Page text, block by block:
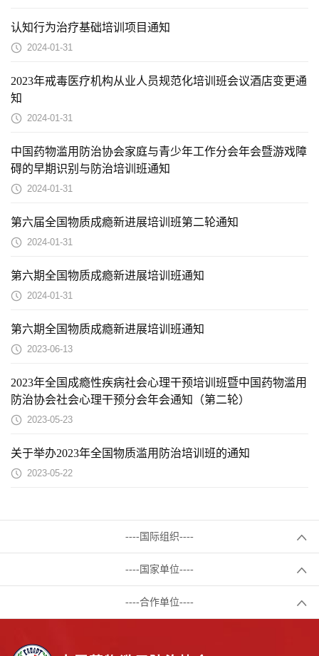
认知行为治疗基础培训项目通知
2024-01-31
2023年戒毒医疗机构从业人员规范化培训班会议酒店变更通
知
2024-01-31
中国药物滥用防治协会家庭与青少年工作分会年会暨游戏障
碍的早期识别与防治培训班通知
2024-01-31
第六届全国物质成瘾新进展培训班第二轮通知
2024-01-31
第六期全国物质成瘾新进展培训班通知
2024-01-31
第六期全国物质成瘾新进展培训班通知
2023-06-13
2023年全国成瘾性疾病社会心理干预培训班暨中国药物滥用
防治协会社会心理干预分会年会通知（第二轮）
2023-05-23
关于举办2023年全国物质滥用防治培训班的通知
2023-05-22
----国际组织----
----国家单位----
----合作单位----